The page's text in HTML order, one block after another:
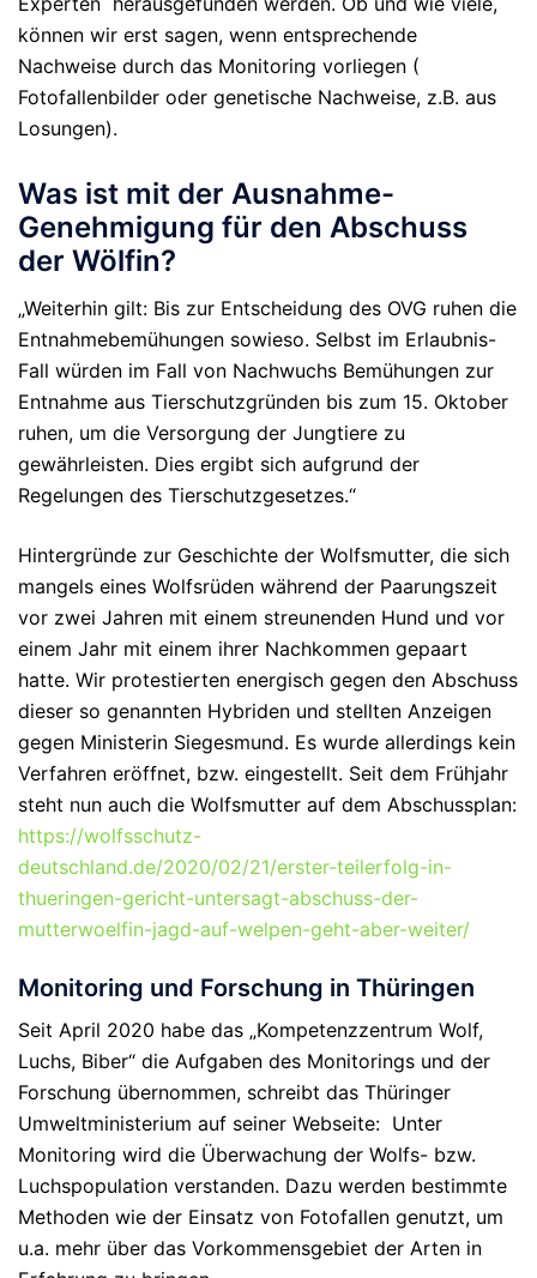
können wir erst sagen, wenn entsprechende
Nachweise durch das Monitoring vorliegen (
Fotofallenbilder oder genetische Nachweise, z.B. aus
Losungen).
Was ist mit der Ausnahme-
Genehmigung für den Abschuss
der Wölfin?
„Weiterhin gilt: Bis zur Entscheidung des OVG ruhen die
Entnahmebemühungen sowieso. Selbst im Erlaubnis-
Fall würden im Fall von Nachwuchs Bemühungen zur
Entnahme aus Tierschutzgründen bis zum 15. Oktober
ruhen, um die Versorgung der Jungtiere zu
gewährleisten. Dies ergibt sich aufgrund der
Regelungen des Tierschutzgesetzes.“
Hintergründe zur Geschichte der Wolfsmutter, die sich
mangels eines Wolfsrüden während der Paarungszeit
vor zwei Jahren mit einem streunenden Hund und vor
einem Jahr mit einem ihrer Nachkommen gepaart
hatte. Wir protestierten energisch gegen den Abschuss
dieser so genannten Hybriden und stellten Anzeigen
gegen Ministerin Siegesmund. Es wurde allerdings kein
Verfahren eröffnet, bzw. eingestellt. Seit dem Frühjahr
steht nun auch die Wolfsmutter auf dem Abschussplan:
https://wolfsschutz-
deutschland.de/2020/02/21/erster-teilerfolg-in-
thueringen-gericht-untersagt-abschuss-der-
mutterwoelfin-jagd-auf-welpen-geht-aber-weiter/
Monitoring und Forschung in Thüringen
Seit April 2020 habe das „Kompetenzzentrum Wolf,
Luchs, Biber“ die Aufgaben des Monitorings und der
Forschung übernommen, schreibt das Thüringer
Umweltministerium auf seiner Webseite: Unter
Monitoring wird die Überwachung der Wolfs- bzw.
Luchspopulation verstanden. Dazu werden bestimmte
Methoden wie der Einsatz von Fotofallen genutzt, um
u.a. mehr über das Vorkommensgebiet der Arten in